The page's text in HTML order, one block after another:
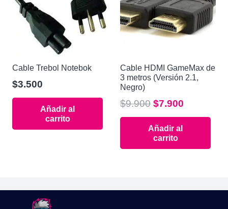
Cable Trebol Notebok
$3.500
Añadir al
carrito
Cable HDMI GameMax de
3 metros (Versión 2.1,
Negro)
$9.900 El
precio
original
era:
$7.900
precio
Añadir al
carrito